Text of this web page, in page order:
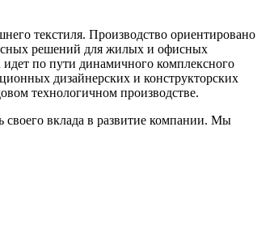
текстиля. Производство ориентировано
решений для жилых и офисных
идет по пути динамичного комплексного
дизайнерских и конструкторских
технологичном производстве.
вклада в развитие компании. Мы